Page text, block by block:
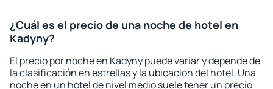
¿Cuál es el precio de una noche de hotel en
Kadyny?
El precio por noche en Kadyny puede variar y depende de
la clasificación en estrellas y la ubicación del hotel. Una
noche en un hotel de nivel medio suele tener un precio